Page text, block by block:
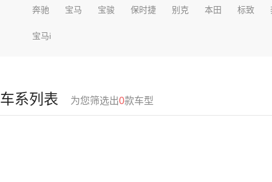
奔驰 宝马 宝骏 保时捷 别克 本田 标致
宝马i
车系列表 为您筛选出0款车型